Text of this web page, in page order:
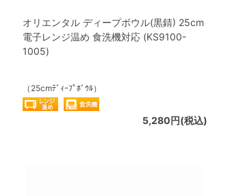
オリエンタル ディープボウル(黒錆) 25cm
電子レンジ温め 食洗機対応 (KS9100-
1005)
（25cmﾃﾞｨｰﾌﾟﾎﾞｳﾙ）
5,280円(税込)